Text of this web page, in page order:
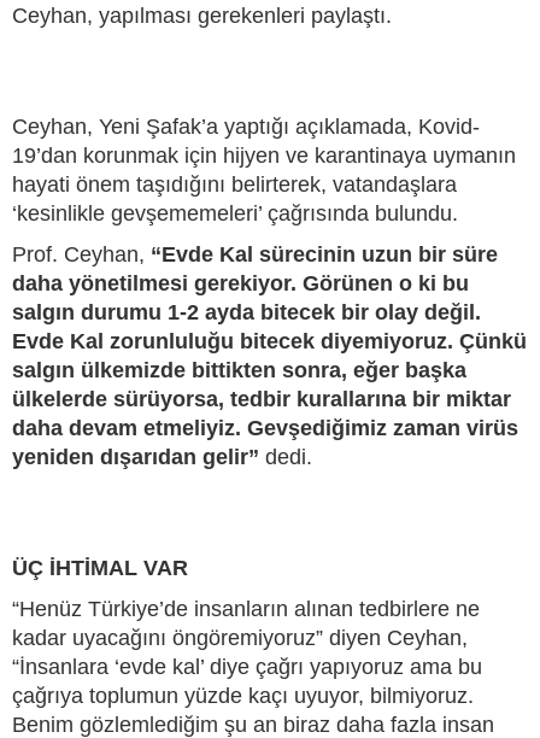
Ceyhan, yapılması gerekenleri paylaştı.
Ceyhan, Yeni Şafak’a yaptığı açıklamada, Kovid-
19’dan korunmak için hijyen ve karantinaya uymanın
hayati önem taşıdığını belirterek, vatandaşlara
‘kesinlikle gevşememeleri’ çağrısında bulundu.
Prof. Ceyhan, “Evde Kal sürecinin uzun bir süre
daha yönetilmesi gerekiyor. Görünen o ki bu
salgın durumu 1-2 ayda bitecek bir olay değil.
Evde Kal zorunluluğu bitecek diyemiyoruz. Çünkü
salgın ülkemizde bittikten sonra, eğer başka
ülkelerde sürüyorsa, tedbir kurallarına bir miktar
daha devam etmeliyiz. Gevşediğimiz zaman virüs
yeniden dışarıdan gelir” dedi.
ÜÇ İHTİMAL VAR
“Henüz Türkiye’de insanların alınan tedbirlere ne
kadar uyacağını öngöremiyoruz” diyen Ceyhan,
“İnsanlara ‘evde kal’ diye çağrı yapıyoruz ama bu
çağrıya toplumun yüzde kaçı uyuyor, bilmiyoruz.
Benim gözlemlediğim şu an biraz daha fazla insan